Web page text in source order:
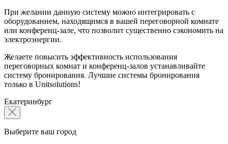
При желании данную систему можно интегрировать с
оборудованием, находящимся в вашей переговорной комнате
или конференц-зале, что позволит существенно сэкономить на
электроэнергии.
Желаете повысить эффективность использования
переговорных комнат и конференц-залов устанавливайте
систему бронирования. Лучшие системы бронирования
только в Unitsolutions!
Екатеринбург
Выберите ваш город